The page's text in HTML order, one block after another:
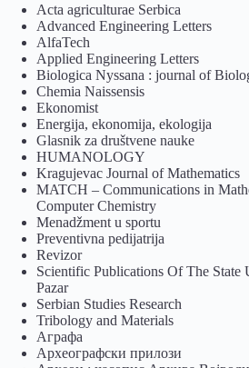
Acta agriculturae Serbica
Advanced Engineering Letters
AlfaTech
Applied Engineering Letters
Biologica Nyssana : journal of
Chemia Naissensis
Ekonomist
Energija, ekonomija, ekologija
Glasnik za društvene nauke
HUMANOLOGY
Kragujevac Journal of Mathematics
MATCH – Communications in
Computer Chemistry
Menadžment u sportu
Preventivna pedijatrija
Revizor
Scientific Publications Of The
Pazar
Serbian Studies Research
Tribology and Materials
Аграфа
Археографски прилози